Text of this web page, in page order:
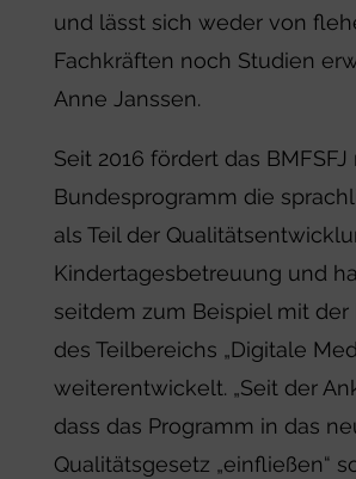
und lässt sich weder von
Fachkräften noch Studien
Anne Janssen.
Seit 2016 fördert das
Bundesprogramm die
als Teil der
Kindertagesbetreuung und
seitdem zum Beispiel mit der
des Teilbereichs „Digitale
weiterentwickelt. „Seit der
dass das Programm in das
Qualitätsgesetz „einfließen“